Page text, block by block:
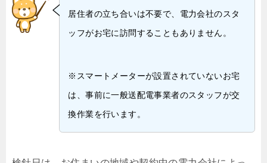
居住者の立ち合いは不要で、電力会社のスタ
ッフがお宅に訪問することもありません。
※スマートメーターが設置されていないお宅
は、事前に一般送配電事業者のスタッフが交
換作業を行います。